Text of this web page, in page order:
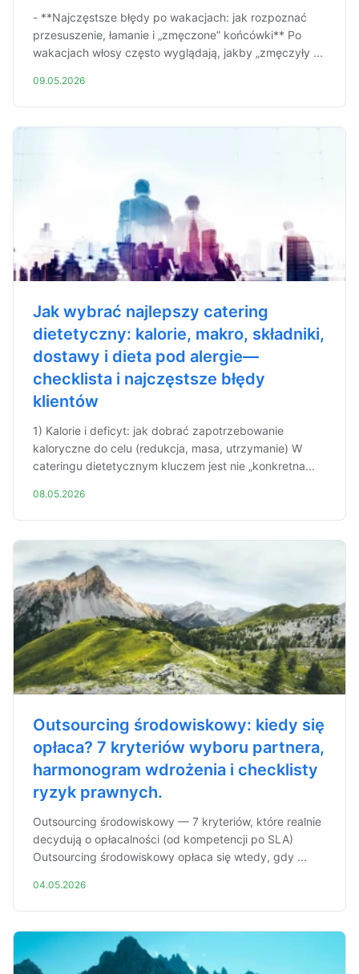
- **Najczęstsze błędy po wakacjach: jak rozpoznać
przesuszenie, łamanie i „zmęczone” końcówki** Po
wakacjach włosy często wyglądają, jakby „zmęczyły ...
09.05.2026
Jak wybrać najlepszy catering
dietetyczny: kalorie, makro, składniki,
dostawy i dieta pod alergie—
checklista i najczęstsze błędy
klientów
1) Kalorie i deficyt: jak dobrać zapotrzebowanie
kaloryczne do celu (redukcja, masa, utrzymanie) W
cateringu dietetycznym kluczem jest nie „konkretna...
08.05.2026
Outsourcing środowiskowy: kiedy się
opłaca? 7 kryteriów wyboru partnera,
harmonogram wdrożenia i checklisty
ryzyk prawnych.
Outsourcing środowiskowy — 7 kryteriów, które realnie
decydują o opłacalności (od kompetencji po SLA)
Outsourcing środowiskowy opłaca się wtedy, gdy ...
04.05.2026